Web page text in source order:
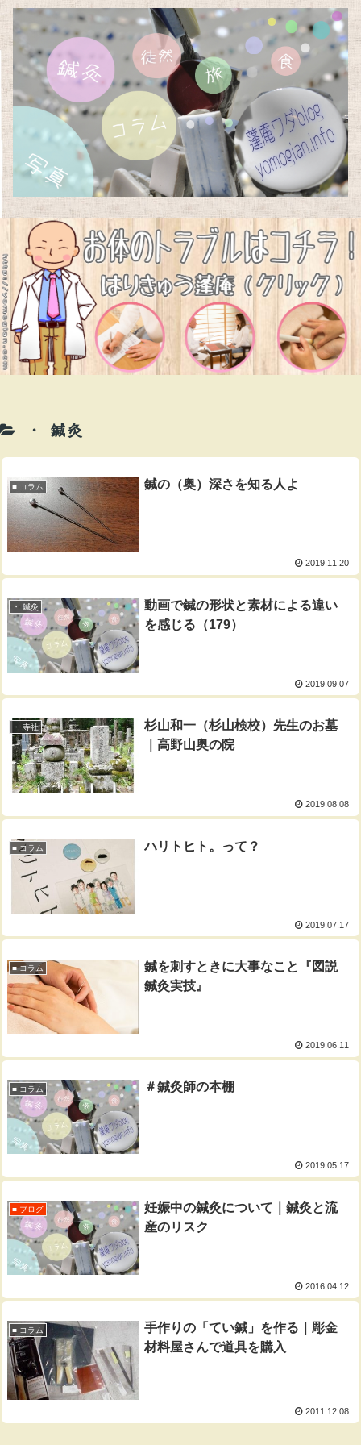
・ 鍼灸
■ コラム 鍼の（奥）深さを知る人よ
2019.11.20
・ 鍼灸
動画で鍼の形状と素材による違い
を感じる（179）
2019.09.07
・ 寺社
杉山和一（杉山検校）先生のお墓
｜高野山奥の院
2019.08.08
■ コラム ハリトヒト。って？
2019.07.17
■ コラム
鍼を刺すときに大事なこと『図説
鍼灸実技』
2019.06.11
■ コラム ＃鍼灸師の本棚
2019.05.17
■ ブログ
妊娠中の鍼灸について｜鍼灸と流
産のリスク
2016.04.12
■ コラム
手作りの「てい鍼」を作る｜彫金
材料屋さんで道具を購入
2011.12.08